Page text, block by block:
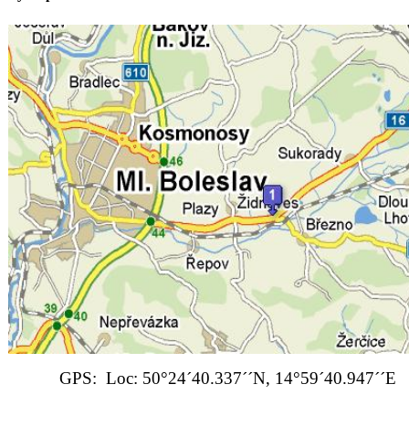
GPS: Loc: 50°24´40.337´´N, 14°59´40.947´´E